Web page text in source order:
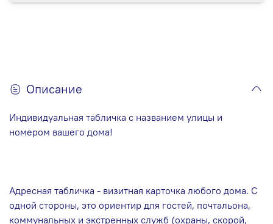
Описание
Индивидуальная табличка с названием улицы и
номером вашего дома!
Адресная табличка - визитная карточка любого дома. С
одной стороны, это ориентир для гостей, почтальона,
коммунальных и экстренных служб (охраны, скорой,